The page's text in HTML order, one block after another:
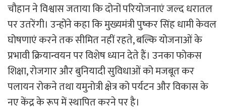
चौहान ने विश्वास जताया कि दोनों परियोजनाएं जल्द धरातल
पर उतरेंगी। उन्होंने कहा कि मुख्यमंत्री पुष्कर सिंह धामी केवल
घोषणाएं करने तक सीमित नहीं रहते, बल्कि योजनाओं के
प्रभावी क्रियान्वयन पर विशेष ध्यान देते हैं। उनका फोकस
शिक्षा, रोजगार और बुनियादी सुविधाओं को मजबूत कर
पलायन रोकने तथा यमुनोत्री क्षेत्र को पर्यटन और विकास के
नए केंद्र के रूप में स्थापित करने पर है।